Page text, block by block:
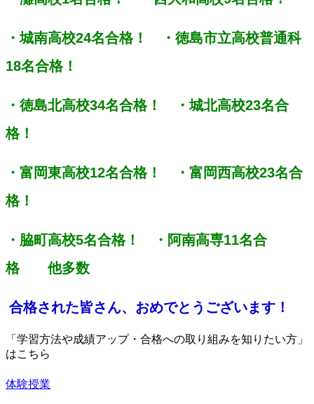
・城南高校24名合格！　・徳島市立高校普通科
18名合格！
・徳島北高校34名合格！　・城北高校23名合
格！
・富岡東高校12名合格！　・富岡西高校23名合
格！
・脇町高校5名合格！　・阿南高専11名合
格　　他多数
合格された皆さん、おめでとうございます！
「学習方法や成績アップ・合格への取り組みを知りたい方」
はこちら
体験授業